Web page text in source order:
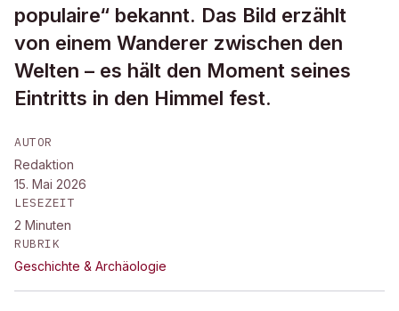
populaire“ bekannt. Das Bild erzählt
von einem Wanderer zwischen den
Welten – es hält den Moment seines
Eintritts in den Himmel fest.
AUTOR
Redaktion
15. Mai 2026
LESEZEIT
2 Minuten
RUBRIK
Geschichte & Archäologie